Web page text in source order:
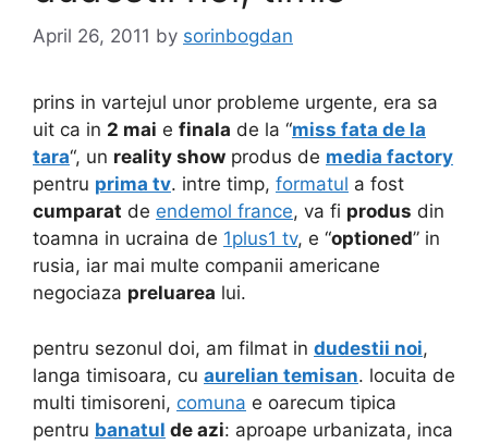
April 26, 2011 by sorinbogdan
prins in vartejul unor probleme urgente, era sa
uit ca in 2 mai e finala de la “miss fata de la
tara“, un reality show produs de media factory
pentru prima tv. intre timp, formatul a fost
cumparat de endemol france, va fi produs din
toamna in ucraina de 1plus1 tv, e “optioned” in
rusia, iar mai multe companii americane
negociaza preluarea lui.
pentru sezonul doi, am filmat in dudestii noi,
langa timisoara, cu aurelian temisan. locuita de
multi timisoreni, comuna e oarecum tipica
pentru banatul de azi: aproape urbanizata, inca